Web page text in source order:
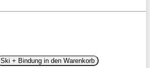
Ski + Bindung in den Warenkorb